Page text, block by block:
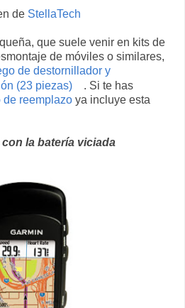
de StellaTech
que suele venir en kits de
de móviles o similares,
de destornillador y
(23 piezas)
. Si te has
de reemplazo ya incluye esta
la batería viciada